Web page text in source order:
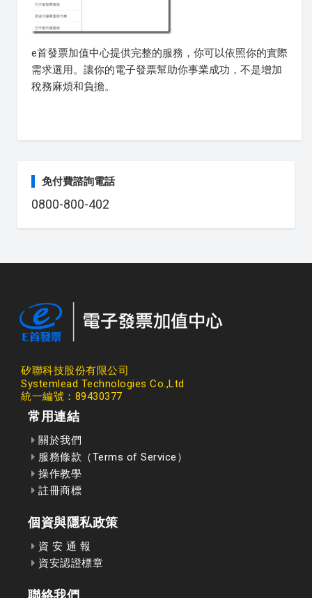
e首發票加值中心提供完整的服務，你可以依照你的實際
需求選用。讓你的電子發票幫助你事業成功，不是增加
稅務麻煩和負擔。
免付費諮詢電話
0800-800-402
矽聯科技股份有限公司
Systemlead Technologies Co.,Ltd
統一編號：89430377
常用連結
關於我們
服務條款（Terms of Service）
操作教學
註冊商標
個資與隱私政策
資 安 通 報
資安認證標章
聯絡我們